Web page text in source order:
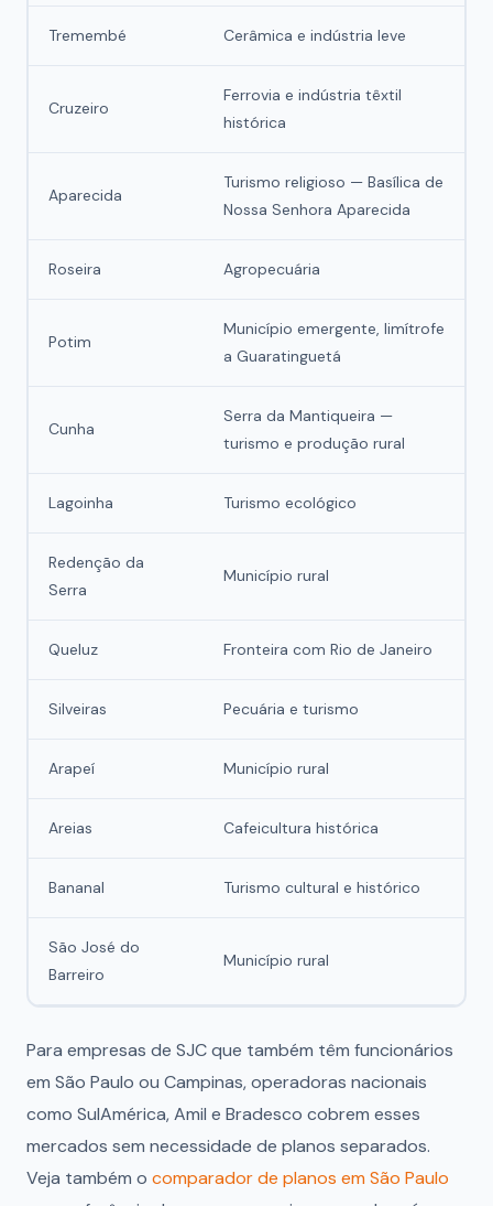
Tremembé Cerâmica e indústria leve
Cruzeiro
Ferrovia e indústria têxtil
histórica
Aparecida
Turismo religioso — Basílica de
Nossa Senhora Aparecida
Roseira Agropecuária
Potim
Município emergente, limítrofe
a Guaratinguetá
Cunha
Serra da Mantiqueira —
turismo e produção rural
Lagoinha Turismo ecológico
Redenção da
Serra
Município rural
Queluz Fronteira com Rio de Janeiro
Silveiras Pecuária e turismo
Arapeí Município rural
Areias Cafeicultura histórica
Bananal Turismo cultural e histórico
São José do
Barreiro
Município rural
Para empresas de SJC que também têm funcionários
em São Paulo ou Campinas, operadoras nacionais
como SulAmérica, Amil e Bradesco cobrem esses
mercados sem necessidade de planos separados.
Veja também o comparador de planos em São Paulo